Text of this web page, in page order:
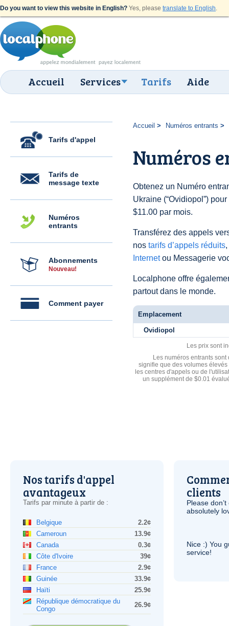
Do you want to view this website in English? Yes, please translate to English.
Accueil Services Tarifs Aide
Tarifs d'appel
Tarifs de
message texte
Numéros
entrants
Abonnements
Nouveau!
Comment payer
Accueil Numéros entrants
Numéros
Obtenez un Numéro
Ukraine (“Ovidiopol”)
$11.00 par mois.
Transférez des appels
nos tarifs d’appels réduits
Internetou Messagerie
Localphone offre
partout dans le monde.
Emplacement
Ovidiopol
Les prix sont
Les numéros entrants
signifie que des volumes
les centres d'appels ou de
un supplément de $0.01
Nos tarifs d'appel
avantageux
Tarifs par minute à partir de :
Belgique
2.2¢
Cameroun
13.9¢
Canada
0.3¢
Côte d'Ivoire
39¢
France
2.9¢
Guinée
33.9¢
Haïti
25.9¢
République démocratique du
Congo
26.9¢
clients
Please
absolutely
Nice :) You
service!